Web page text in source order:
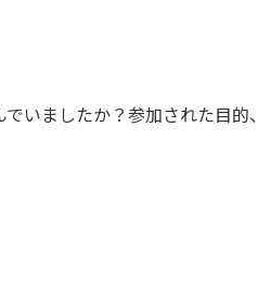
いましたか？参加された目的、